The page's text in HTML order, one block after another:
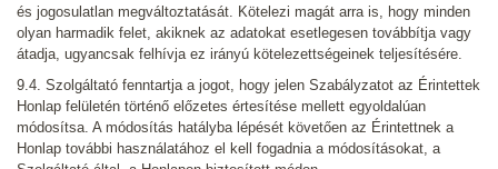
és jogosulatlan megváltoztatását. Kötelezi magát arra is, hogy minden
olyan harmadik felet, akiknek az adatokat esetlegesen továbbítja vagy
átadja, ugyancsak felhívja ez irányú kötelezettségeinek teljesítésére.
9.4. Szolgáltató fenntartja a jogot, hogy jelen Szabályzatot az Érintettek
Honlap felületén történő előzetes értesítése mellett egyoldalúan
módosítsa. A módosítás hatályba lépését követően az Érintettnek a
Honlap további használatához el kell fogadnia a módosításokat, a